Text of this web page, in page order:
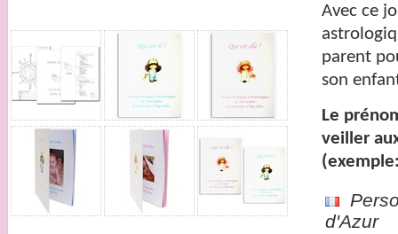
Avec ce
parent
son
Le
veiller
d'Azur